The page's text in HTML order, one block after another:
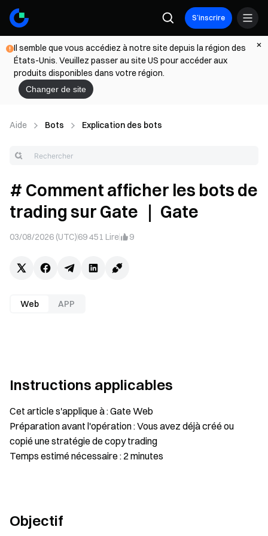
S’inscrire
Il semble que vous accédiez à notre site depuis la région des
États-Unis. Veuillez passer au site US pour accéder aux
produits disponibles dans votre région.
Changer de site
Aide Bots Explication des bots
# Comment afficher les bots de
trading sur Gate ｜ Gate
03/08/2026 (UTC)69 451 Lire 9
Web APP
Instructions applicables
Cet article s'applique à : Gate Web
Préparation avant l'opération : Vous avez déjà créé ou
copié une stratégie de copy trading
Temps estimé nécessaire : 2 minutes
Objectif